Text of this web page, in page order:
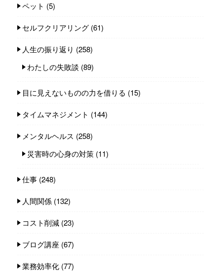
ペット (5)
セルフクリアリング (61)
人生の振り返り (258)
わたしの失敗談 (89)
目に見えないものの力を借りる (15)
タイムマネジメント (144)
メンタルヘルス (258)
災害時の心身の対策 (11)
仕事 (248)
人間関係 (132)
コスト削減 (23)
ブログ講座 (67)
業務効率化 (77)